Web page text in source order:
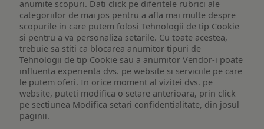
anumite scopuri. Dati click pe diferitele rubrici ale
categoriilor de mai jos pentru a afla mai multe despre
scopurile in care putem folosi Tehnologii de tip Cookie
si pentru a va personaliza setarile. Cu toate acestea,
trebuie sa stiti ca blocarea anumitor tipuri de
Tehnologii de tip Cookie sau a anumitor Vendor-i poate
influenta experienta dvs. pe website si serviciile pe care
le putem oferi. In orice moment al vizitei dvs. pe
website, puteti modifica o setare anterioara, prin click
pe sectiunea Modifica setari confidentialitate, din josul
paginii.